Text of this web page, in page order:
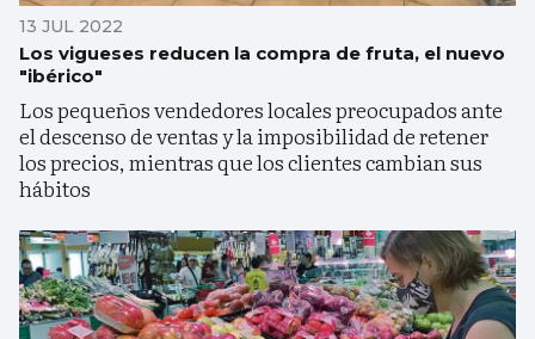
13 JUL 2022
Los vigueses reducen la compra de fruta, el nuevo
"ibérico"
Los pequeños vendedores locales preocupados ante
el descenso de ventas y la imposibilidad de retener
los precios, mientras que los clientes cambian sus
hábitos